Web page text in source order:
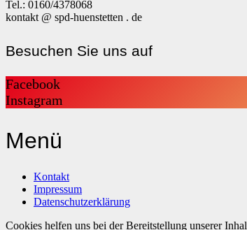
Tel.: 0160/4378068
kontakt @ spd-huenstetten . de
Besuchen Sie uns auf
Facebook
Instagram
Menü
Kontakt
Impressum
Datenschutzerklärung
Cookies helfen uns bei der Bereitstellung unserer